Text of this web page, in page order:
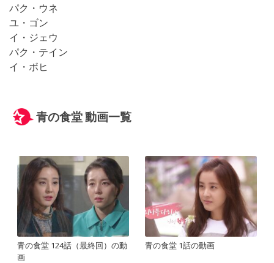
パク・ウネ
ユ・ゴン
イ・ジェウ
パク・テイン
イ・ボヒ
青の食堂 動画一覧
青の食堂 124話（最終回）の動
画
青の食堂 1話の動画